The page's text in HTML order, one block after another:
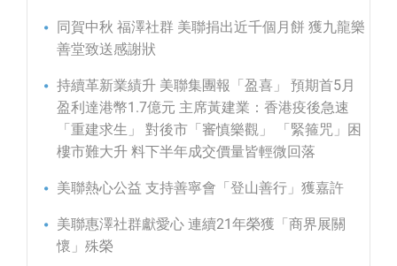
同賀中秋 福澤社群 美聯捐出近千個月餅 獲九龍樂
善堂致送感謝狀
持續革新業績升 美聯集團報「盈喜」 預期首5月
盈利達港幣1.7億元 主席黃建業：香港疫後急速
「重建求生」 對後市「審慎樂觀」 「緊箍咒」困
樓市難大升 料下半年成交價量皆輕微回落
美聯熱心公益 支持善寧會「登山善行」獲嘉許
美聯惠澤社群獻愛心 連續21年榮獲「商界展關
懷」殊榮